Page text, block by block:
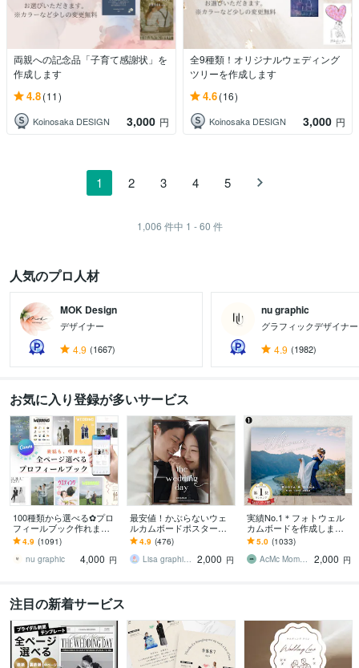
両親への記念品「子育て感謝状」を
作成します
4.8(11)
Koinosaka DESIGN 3,000 円
全9種類！オリジナルウェディング
ツリーを作成します
4.6(16)
Koinosaka DESIGN 3,000 円
1 2 3 4 5
1,006 件中 1 - 60 件
人気のプロ人材
MOK Design
デザイナー
4.9 (1667)
nu graphic
グラフィックデザイナー
4.9 (1982)
お気に入り登録が多いサービス
100種類から選べる✿プロ
フィールブック作れます
【選べる12P】納品の速さ
に自信あります◎【操作
資料付】
4.9 (1091)
nu graphic
4,000 円
最安値！かぶらないウェ
ルカムボードポスター作
ります 韓国風ウェルカム
ボード・ポスター製作♪
サイズ選べます
4.9 (476)
Lisa graphic デザイン制作 2,000 円
実績No.1＊フォトウェル
カムボードを作成します
高品質なのに低価格！パ
ネル納品でそのまま飾れ
る｜圧倒的コスパ
5.0 (1033)
AcMc Moments
2,000 円
注目の新着サービス